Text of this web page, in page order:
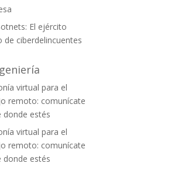
El ejército
de ciberdelincuentes
virtual para el
remoto: comunícate
donde estés
virtual para el
remoto: comunícate
donde estés